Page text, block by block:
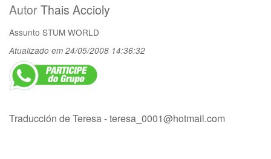
AutorThais Accioly
Assunto STUM WORLD
Atualizado em 24/05/2008 14:36:32
Traducción de Teresa -teresa_0001@hotmail.com